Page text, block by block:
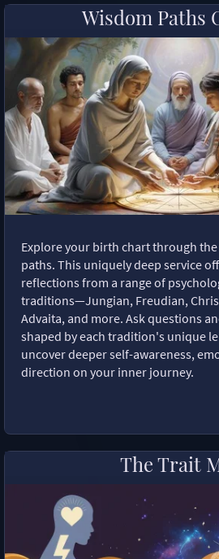
Wisdom Paths
Explore your birth chart through
paths. This uniquely deep service
reflections from a range of
traditions—Jungian, Freudian,
Advaita, and more. Ask questions
shaped by each tradition's unique
uncover deeper self-awareness,
direction on your inner journey.
The Trait